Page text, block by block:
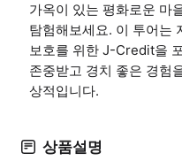
가옥이 있는 평화로운 마
탐험해보세요. 이 투어는
보호를 위한 J-Credit을
존중받고 경치 좋은 경험
상적입니다.
상품설명